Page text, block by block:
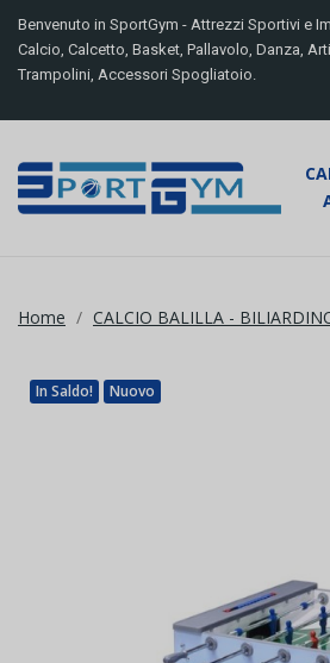
Benvenuto in SportGym - Attrezzi Sportivi e
Calcio, Calcetto, Basket, Pallavolo, Danza,
Trampolini, Accessori Spogliatoio.
Home CALCIO BALILLA -
In Saldo! Nuovo